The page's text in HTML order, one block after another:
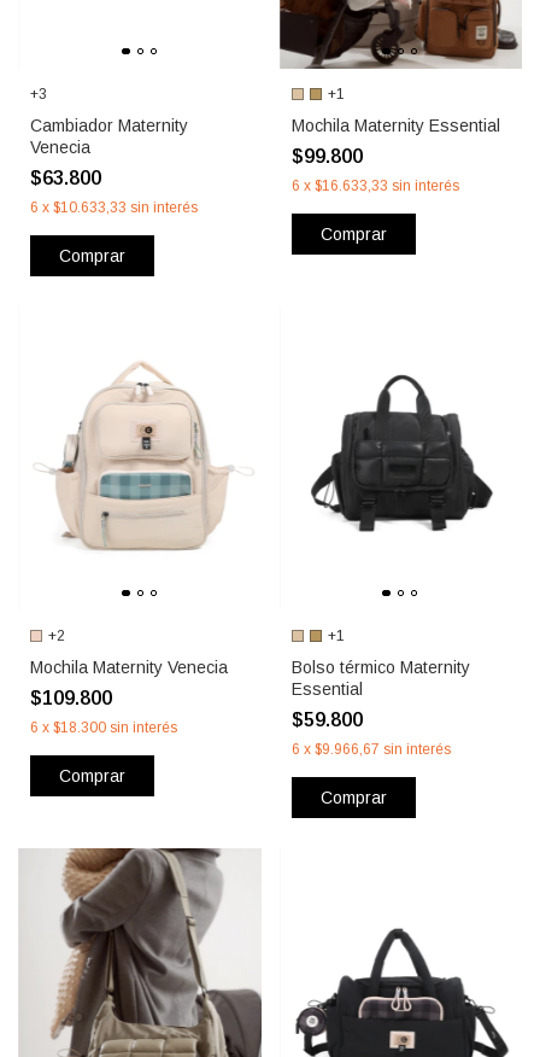
+3
Cambiador Maternity
Venecia
$63.800
6 x $10.633,33 sin interés
Comprar
+1
Mochila Maternity Essential
$99.800
6 x $16.633,33 sin interés
Comprar
+2
Mochila Maternity Venecia
$109.800
6 x $18.300 sin interés
Comprar
+1
Bolso térmico Maternity
Essential
$59.800
6 x $9.966,67 sin interés
Comprar